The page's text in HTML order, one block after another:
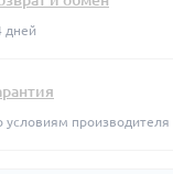
дней
условиям производителя